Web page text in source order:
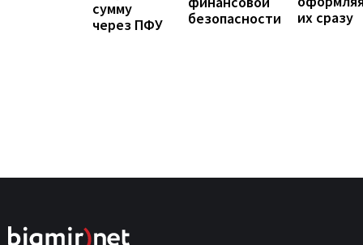
сумму
через ПФУ
безопасности
их сразу